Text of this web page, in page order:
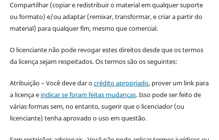
Compartilhar (copiar e redistribuir o material em qualquer suporte
ou formato) e/ou adaptar (remixar, transformar, e criar a partir do
material) para qualquer fim, mesmo que comercial.
O licenciante não pode revogar estes direitos desde que os termos
da licença sejam respeitados. Os termos são os seguintes:
Atribuição – Você deve dar ocrédito apropriado, prover um link para
a licença e indicar se foram feitas mudanças. Isso pode ser feito de
várias formas sem, no entanto, sugerir que o licenciador (ou
licenciante) tenha aprovado o uso em questão.